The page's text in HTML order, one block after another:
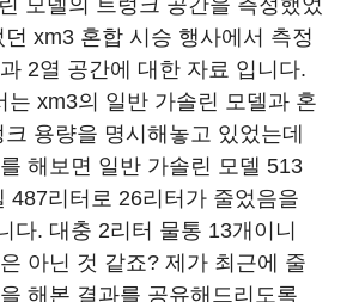
모델의 트렁크 공간을 측정했었
xm3 혼합 시승 행사에서 측정
2열 공간에 대한 자료 입니다.
는 xm3의 일반 가솔린 모델과 혼
용량을 명시해놓고 있었는데
해보면 일반 가솔린 모델 513
487리터로 26리터가 줄었음을
다. 대충 2리터 물통 13개이니
아닌 것 같죠? 제가 최근에 줄
해본 결과를 공유해드리도록